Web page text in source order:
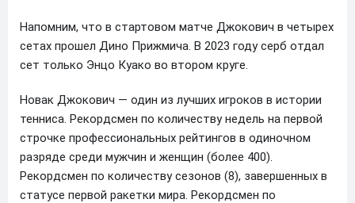
Напомним, что в стартовом матче Джокович в четырех
сетах прошел Дино Прижмича. В 2023 году серб отдал
сет только Энцо Куако во втором круге.
Новак Джокович — один из лучших игроков в истории
тенниса. Рекордсмен по количеству недель на первой
строчке профессиональных рейтингов в одиночном
разряде среди мужчин и женщин (более 400).
Рекордсмен по количеству сезонов (8), завершенных в
статусе первой ракетки мира. Рекордсмен по